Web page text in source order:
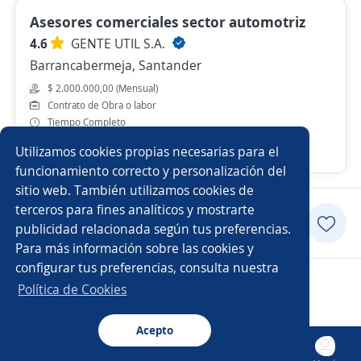
Utilizamos cookies propias necesarias para el
funcionamiento correcto y personalización del
sitio web. También utilizamos cookies de
terceros para fines analíticos y mostrarte
publicidad relacionada según tus preferencias.
Para más información sobre las cookies y
configurar tus preferencias, consulta nuestra
Política de Cookies
Acepto
Asesores comerciales sector automotriz
4.6
GENTE UTIL S.A.
Barrancabermeja, Santander
$ 2.000.000,00 (Mensual)
Contrato de Obra o labor
Tiempo Completo
Ayer
Aplicar
Copyright 2014 - 2026 DGNET LTD.
Aviso legal